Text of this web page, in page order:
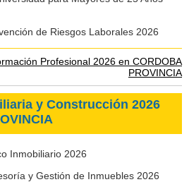
de Riesgos Laborales 2026
Profesional 2026 en CORDOBA
PROVINCIA
y Construcción 2026
Inmobiliario 2026
y Gestión de Inmuebles 2026